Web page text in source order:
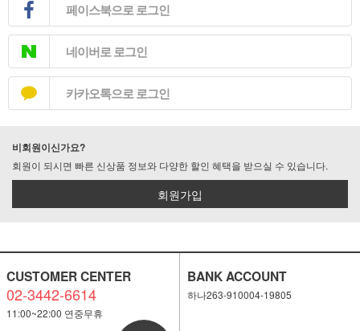
페이스북으로 로그인
네이버로 로그인
카카오톡으로 로그인
비회원이신가요?
회원이 되시면 빠른 신상품 정보와 다양한 할인 혜택을 받으실 수 있습니다.
회원가입
CUSTOMER CENTER
02-3442-6614
11:00~22:00 연중무휴
BANK ACCOUNT
하나263-910004-19805